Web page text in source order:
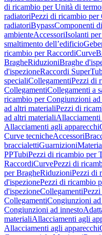
di ricambio per Unità di
radiatoriPezzi di ricambio
radiatoriBypassComponenti
ambienteAccessoriIsolanti
smaltimento dell’edificio
ricambio per RaccordiCurve
BragheRiduzioniBraghe
d'ispezioneRaccordi
specialiCollegamentiPezzi di
CollegamentiCollegamenti a
ricambio per Congiunzioni ad
ad altri materialiPezzi di
ad altri materialiAllacciamenti
Allacciamenti agli apparecchi
Curve tecnicheAccessori
braccialettiGuarnizioni
PPTubiPezzi di ricambio per
RaccordiCurvePezzi di
per BragheRiduzioniPezzi di
d'ispezionePezzi di ricambio
d'ispezioneCollegamenti
CollegamentiCongiunzioni
Congiunzioni ad innesto
materialiAllacciamenti agli
Allacciamenti agli apparecchi